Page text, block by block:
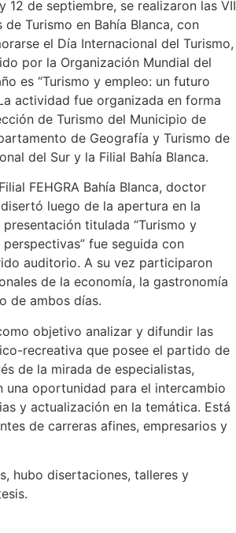
12 de septiembre, se realizaron las VII
Turismo en Bahía Blanca, con
el Día Internacional del Turismo,
por la Organización Mundial del
es “Turismo y empleo: un futuro
actividad fue organizada en forma
de Turismo del Municipio de
de Geografía y Turismo de
del Sur y la Filial Bahía Blanca.
FEHGRA Bahía Blanca, doctor
luego de la apertura en la
titulada “Turismo y
fue seguida con
auditorio. A su vez participaron
de la economía, la gastronomía
de ambos días.
objetivo analizar y difundir las
recreativa que posee el partido de
de la mirada de especialistas,
una oportunidad para el intercambio
y actualización en la temática. Está
de carreras afines, empresarios y
hubo disertaciones, talleres y